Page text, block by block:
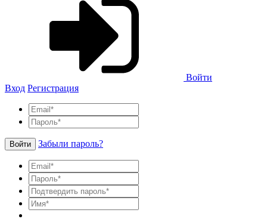
Войти
Вход Регистрация
Войти Забыли пароль?